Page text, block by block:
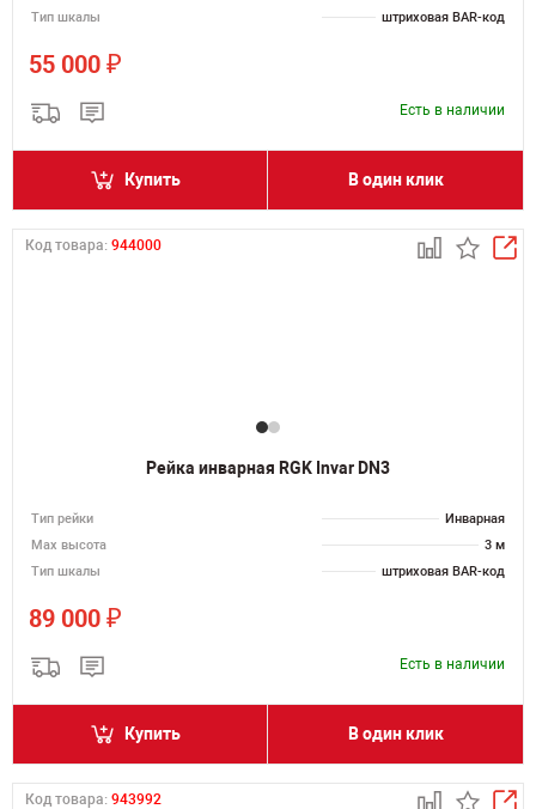
Тип шкалы
штриховая BAR-код
55 000 ₽
Есть в наличии
Купить В один клик
Код товара: 944000
Рейка инварная RGK Invar DN3
Тип рейки
Инварная
Мах высота
3 м
Тип шкалы
штриховая BAR-код
89 000 ₽
Есть в наличии
Купить В один клик
Код товара: 943992